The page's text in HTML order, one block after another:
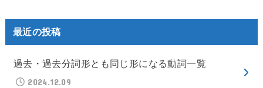
最近の投稿
過去・過去分詞形とも同じ形になる動詞一覧
2024.12.09